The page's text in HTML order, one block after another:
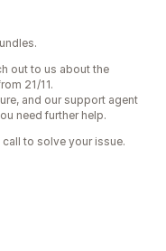
out to us about the
21/11.
and our support agent
need further help.
to solve your issue.